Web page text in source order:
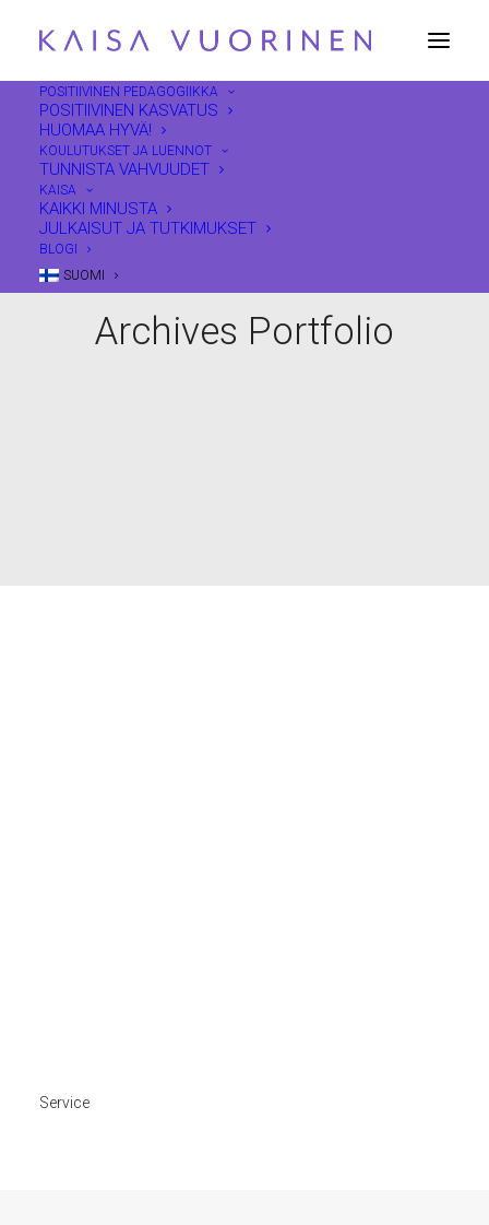
POSITIIVINEN PEDAGOGIIKKA
POSITIIVINEN KASVATUS
HUOMAA HYVÄ!
KOULUTUKSET JA LUENNOT
TUNNISTA VAHVUUDET
KAISA
KAIKKI MINUSTA
JULKAISUT JA TUTKIMUKSET
BLOGI
SUOMI
Archives Portfolio
Service